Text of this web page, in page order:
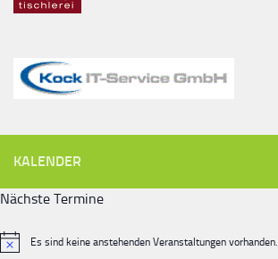
KALENDER
Nächste Termine
HinweisEs sind keine anstehenden Veranstaltungen vorhanden.